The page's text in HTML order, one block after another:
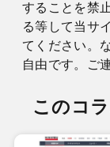
することを禁
る等して当サ
てください。
自由です。ご
このコ